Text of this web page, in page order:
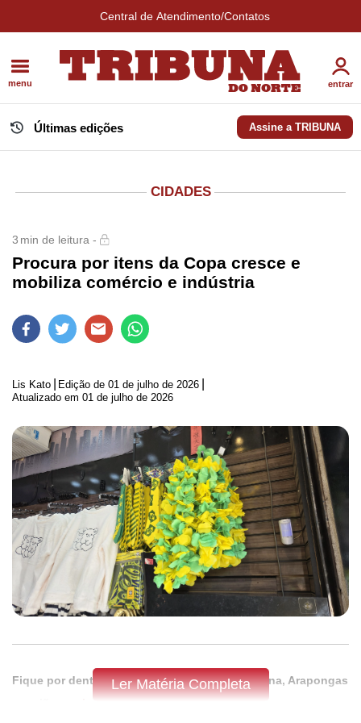
Central de Atendimento/Contatos
menu entrar
Últimas edições Assine a TRIBUNA
CIDADES
3 min de leitura -
Procura por itens da Copa cresce e
mobiliza comércio e indústria
Lis Kato Edição de 01 de julho de 2026
Atualizado em 01 de julho de 2026
Fique por dentro do que acontece em Apucarana, Arapongas
Ler Matéria Completa